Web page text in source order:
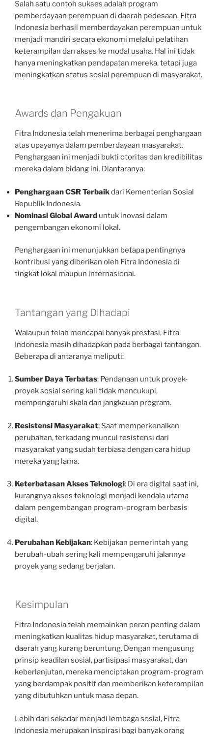
Salah satu contoh sukses adalah program
pemberdayaan perempuan di daerah pedesaan. Fitra
Indonesia berhasil memberdayakan perempuan untuk
menjadi mandiri secara ekonomi melalui pelatihan
keterampilan dan akses ke modal usaha. Hal ini tidak
hanya meningkatkan pendapatan mereka, tetapi juga
meningkatkan status sosial perempuan di masyarakat.
Awards dan Pengakuan
Fitra Indonesia telah menerima berbagai penghargaan
atas upayanya dalam pemberdayaan masyarakat.
Penghargaan ini menjadi bukti otoritas dan kredibilitas
mereka dalam bidang ini. Diantaranya:
Penghargaan CSR Terbaikdari Kementerian Sosial
Republik Indonesia.
Nominasi Global Award untuk inovasi dalam
pengembangan ekonomi lokal.
Penghargaan ini menunjukkan betapa pentingnya
kontribusi yang diberikan oleh Fitra Indonesia di
tingkat lokal maupun internasional.
Tantangan yang Dihadapi
Walaupun telah mencapai banyak prestasi, Fitra
Indonesia masih dihadapkan pada berbagai tantangan.
Beberapa di antaranya meliputi:
Sumber Daya Terbatas: Pendanaan untuk proyek-
proyek sosial sering kali tidak mencukupi,
mempengaruhi skala dan jangkauan program.
Resistensi Masyarakat: Saat memperkenalkan
perubahan, terkadang muncul resistensi dari
masyarakat yang sudah terbiasa dengan cara hidup
mereka yang lama.
Keterbatasan Akses Teknologi: Di era digital saat ini,
kurangnya akses teknologi menjadi kendala utama
dalam pengembangan program-program berbasis
digital.
Perubahan Kebijakan: Kebijakan pemerintah yang
berubah-ubah sering kali mempengaruhi jalannya
proyek yang sedang berjalan.
Kesimpulan
Fitra Indonesia telah memainkan peran penting dalam
meningkatkan kualitas hidup masyarakat, terutama di
daerah yang kurang beruntung. Dengan mengusung
prinsip keadilan sosial, partisipasi masyarakat, dan
keberlanjutan, mereka menciptakan program-program
yang berdampak positif dan memberikan keterampilan
yang dibutuhkan untuk masa depan.
Lebih dari sekadar menjadi lembaga sosial, Fitra
Indonesia merupakan inspirasi bagi banyak orang